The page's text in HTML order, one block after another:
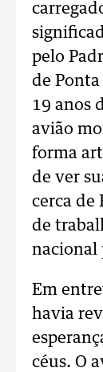
pelo
de
19 anos
avião
forma
de ver
cerca de
de
nacional
Em
havia
céus. O